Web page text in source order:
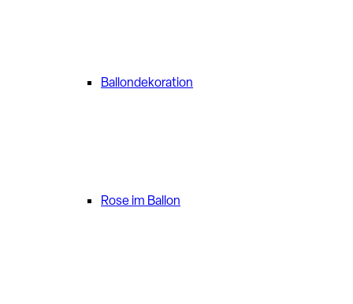
Ballondekoration
Rose im Ballon